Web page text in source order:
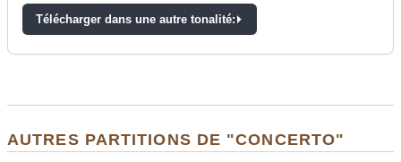
Télécharger dans une autre tonalité:
AUTRES PARTITIONS DE "CONCERTO"